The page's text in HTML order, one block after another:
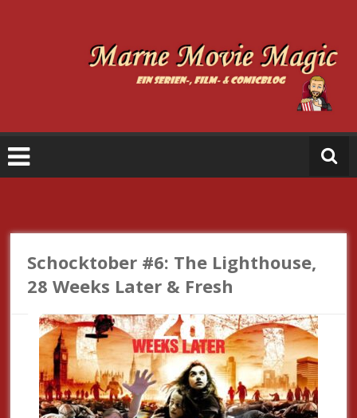
a
e
o
vi
e
M
a
gi
c
Schocktober #6: The Lighthouse,
28 Weeks Later & Fresh